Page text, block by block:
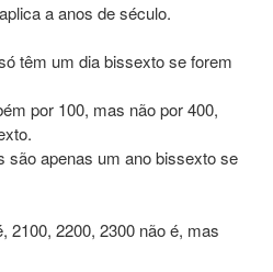
a anos de século.
têm um dia bissexto se forem
por 100, mas não por 400,
são apenas um ano bissexto se
2100, 2200, 2300 não é, mas